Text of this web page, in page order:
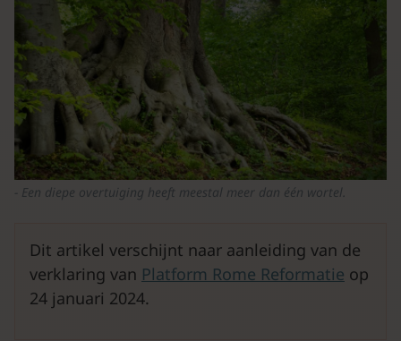
Een diepe overtuiging heeft meestal meer dan één wortel.
Dit artikel verschijnt naar aanleiding van de
verklaring van Platform Rome Reformatie op
24 januari 2024.